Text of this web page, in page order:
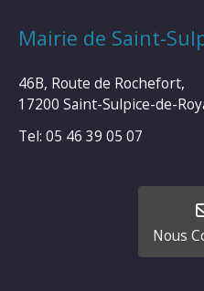
Mairie de Saint-
46B, Route de Rochefort,
17200 Saint-Sulpice-de-
Tel: 05 46 39 05 07
Nous